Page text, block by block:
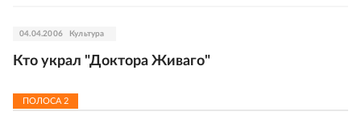
04.04.2006 Культура
Кто украл "Доктора Живаго"
ПОЛОСА 2